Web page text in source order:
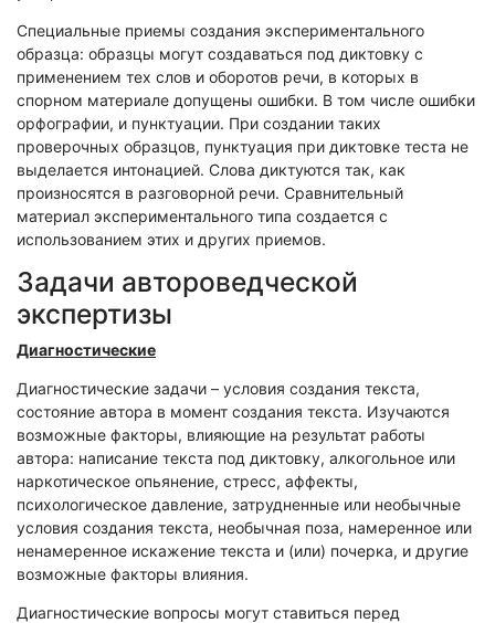
Специальные приемы создания экспериментального
образца: образцы могут создаваться под диктовку с
применением тех слов и оборотов речи, в которых в
спорном материале допущены ошибки. В том числе ошибки
орфографии, и пунктуации. При создании таких
проверочных образцов, пунктуация при диктовке теста не
выделается интонацией. Слова диктуются так, как
произносятся в разговорной речи. Сравнительный
материал экспериментального типа создается с
использованием этих и других приемов.
Задачи автороведческой
экспертизы
Диагностические
Диагностические задачи – условия создания текста,
состояние автора в момент создания текста. Изучаются
возможные факторы, влияющие на результат работы
автора: написание текста под диктовку, алкогольное или
наркотическое опьянение, стресс, аффекты,
психологическое давление, затрудненные или необычные
условия создания текста, необычная поза, намеренное или
ненамеренное искажение текста и (или) почерка, и другие
возможные факторы влияния.
Диагностические вопросы могут ставиться перед